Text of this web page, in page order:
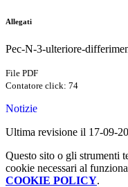
Allegati
Pec-N-3-ulteriore-
File PDF
Contatore click: 74
Notizie
Ultima revisione il 17-09-
Questo sito o gli strumenti
cookie necessari al
COOKIE POLICY.